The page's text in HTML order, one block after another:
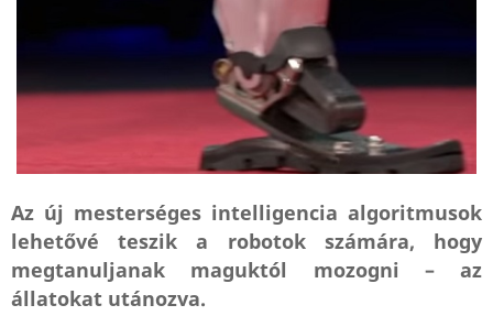
Az új mesterséges intelligencia algoritmusok
lehetővé teszik a robotok számára, hogy
megtanuljanak maguktól mozogni – az
állatokat utánozva.